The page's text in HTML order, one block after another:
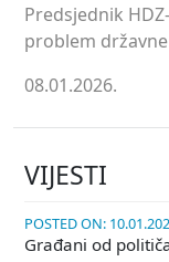
Predsjednik
problem
08.01.2026.
VIJESTI
POSTED ON:
Građani od